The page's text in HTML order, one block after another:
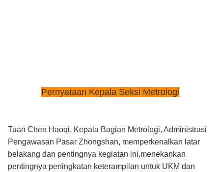
Pernyataan Kepala Seksi Metrologi
Tuan Chen Haoqi, Kepala Bagian Metrologi, Administrasi
Pengawasan Pasar Zhongshan, memperkenalkan latar
belakang dan pentingnya kegiatan ini,menekankan
pentingnya peningkatan keterampilan untuk UKM dan